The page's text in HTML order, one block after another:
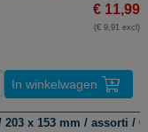
€ 11,99
(€ 9,91 excl)
In winkelwagen
x 153 mm / assorti / 6